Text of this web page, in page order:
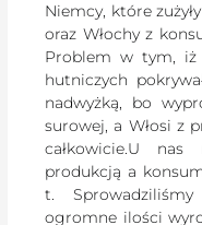
Niemcy, które
oraz Włochy z
Problem w tym, iż
hutniczych
nadwyżką, bo
surowej, a Włosi z
całkowicie.U
produkcją a
t.
ogromne ilości